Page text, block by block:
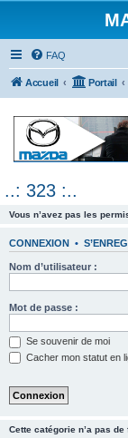
FAQ
Accueil Portail
..: 323 :..
Vous n’avez pas les
CONNEXION •
Nom d’utilisateur :
Mot de passe :
Se souvenir de moi
Cacher mon statut en
Cette catégorie n’a pas de